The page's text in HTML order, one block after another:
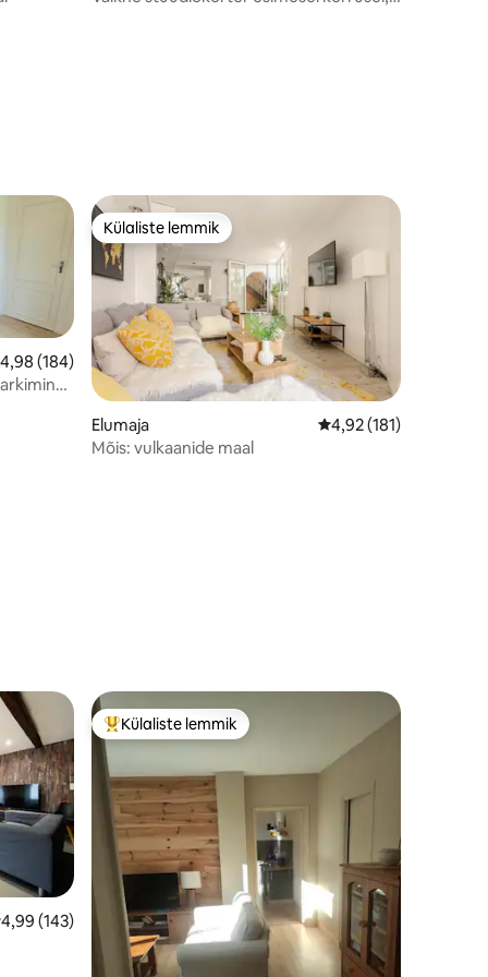
hinnang 4,98/5, 184 hinnangut
4,98 (184)
Külaliste lemmik
Külaliste lemmik
Elumaja Keskmine hinnang
4,92 (181)
Mõis: vulkaanide maal
hinnang 4,99/5, 143 hinnangut
4,99 (143)
Külaliste suur lemmik
Külaliste lemmik